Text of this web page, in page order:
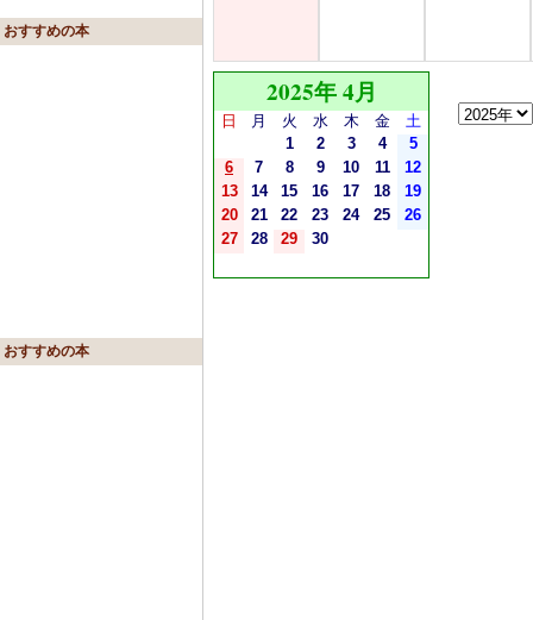
おすすめの本
おすすめの本
2025年 4月
日 月 火 水 木 金
土
1
2 3 4
5
6
7 8 9 10 11
12
13
14 15 16 17 18
19
20
21 22 23 24 25
26
27
28 29 30